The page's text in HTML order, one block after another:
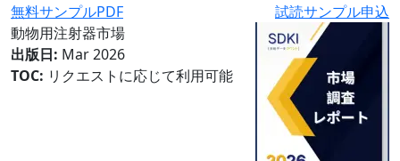
無料サンプルPDF
試読サンプル申込
動物用注射器市場
出版日: Mar 2026
TOC: リクエストに応じて利用可能